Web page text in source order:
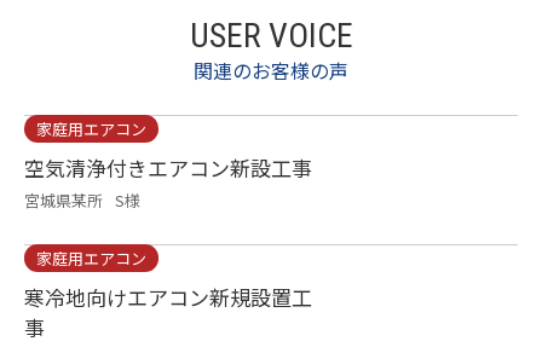
USER VOICE
関連のお客様の声
家庭用エアコン
空気清浄付きエアコン新設工事
宮城県某所 S様
家庭用エアコン
寒冷地向けエアコン新規設置工
事